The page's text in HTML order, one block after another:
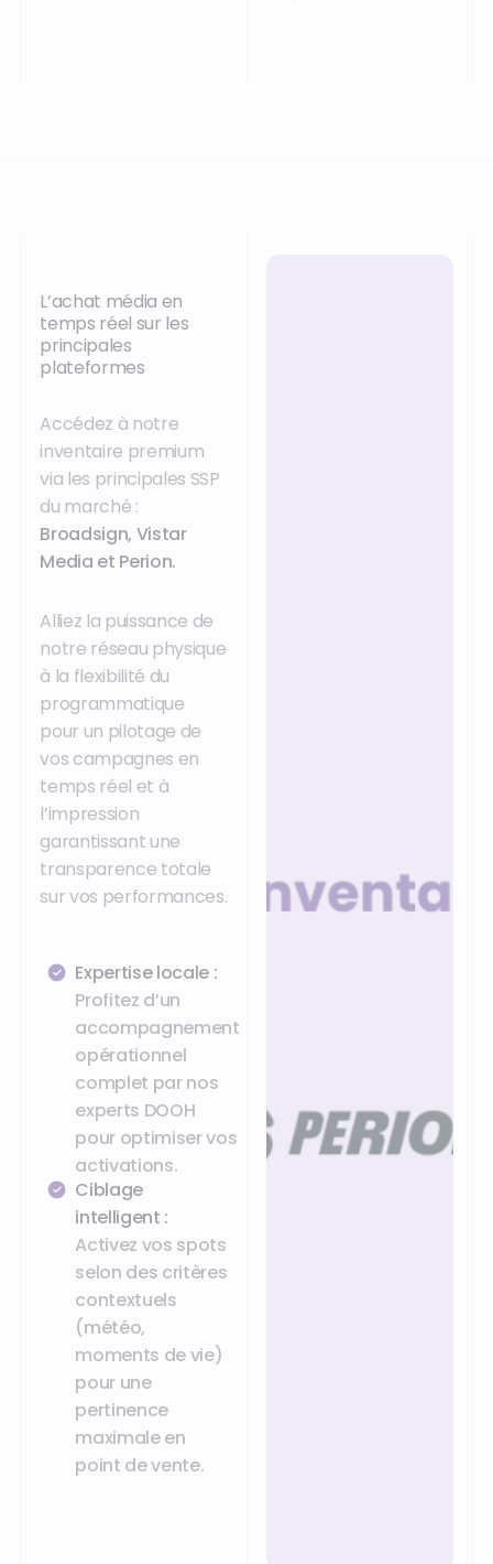
L’achat média en
temps réel sur les
principales
plateformes
Accédez à notre
inventaire premium
via les principales SSP
du marché :
Broadsign, Vistar
Media et Perion.
Alliez la puissance de
notre réseau physique
à la flexibilité du
programmatique
pour un pilotage de
vos campagnes en
temps réel et à
l’impression
garantissant une
transparence totale
sur vos performances.
Expertise locale :
Profitez d’un
accompagnement
opérationnel
complet par nos
experts DOOH
pour optimiser vos
activations.
Ciblage
intelligent :
Activez vos spots
selon des critères
contextuels
(météo,
moments de vie)
pour une
pertinence
maximale en
point de vente.